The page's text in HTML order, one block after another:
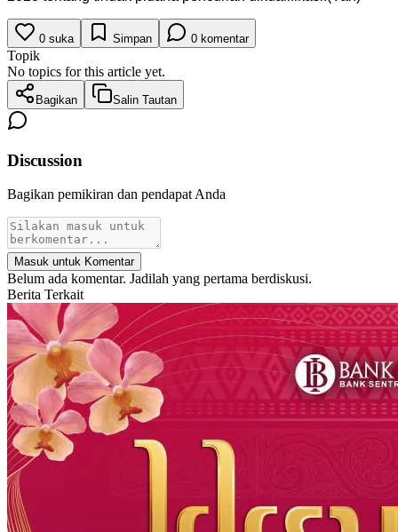
0 suka Simpan 0 komentar
Topik
No topics for this article yet.
Bagikan Salin Tautan
Discussion
Bagikan pemikiran dan pendapat Anda
Masuk untuk Komentar
Belum ada komentar. Jadilah yang pertama berdiskusi.
Berita Terkait